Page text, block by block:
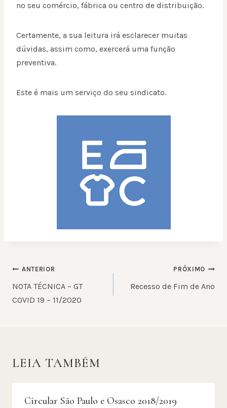
no seu comércio, fábrica ou centro de distribuição.
Certamente, a sua leitura irá esclarecer muitas
dúvidas, assim como, exercerá uma função
preventiva.
Este é mais um serviço do seu sindicato.
NAVEGAÇÃO
DE
POST
ANTERIOR
NOTA TÉCNICA – GT
COVID 19 – 11/2020
PRÓXIMO
Recesso de Fim de Ano
LEIA TAMBÉM
Circular São Paulo e Osasco 2018/2019